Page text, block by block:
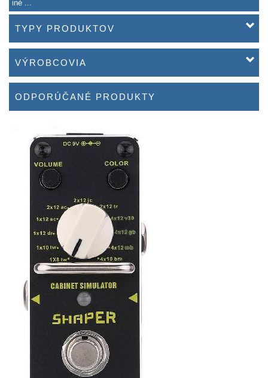
iné ...
TYPY PRODUKTOV
VÝROBCOVIA
ODPORÚČANÉ PRODUKTY